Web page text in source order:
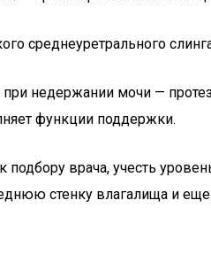
среднеуретрального
при недержании мочи —
функции поддержки.
подбору врача, учесть
стенку влагалища и